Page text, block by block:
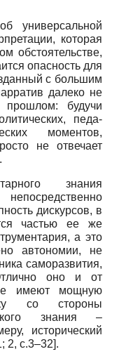
универсальной
которая
обстоятельстве,
опасность для
с большим
далеко не
будучи
педа­
моментов,
не отвечает
знания
дискурсов, в
частью ее же
а это
автономии, не
саморазвития,
оно и от
имеют мощную
со стороны
знания –
историче­ский
2, с.3–32].